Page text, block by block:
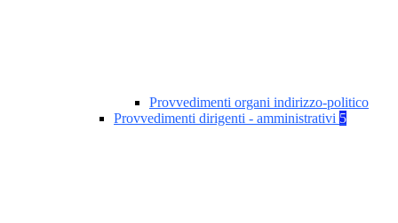
Provvedimenti organi indirizzo-politico
Provvedimenti dirigenti - amministrativi 5